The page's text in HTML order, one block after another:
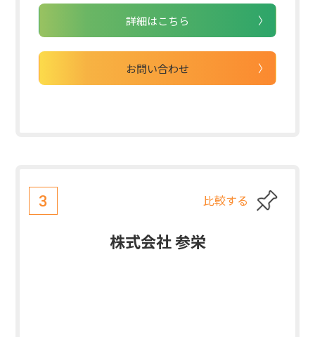
詳細はこちら
お問い合わせ
3 比較する
株式会社 参栄